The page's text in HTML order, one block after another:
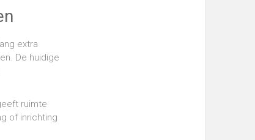
extra
De huidige
ruimte
of inrichting